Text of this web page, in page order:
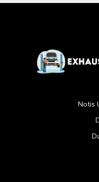
Notis